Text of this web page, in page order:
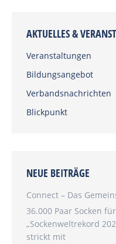
AKTUELLES &
Veranstaltungen
Bildungsangebot
Verbandsnachrichten
Blickpunkt
NEUE BEITRÄGE
Connect – Das
36.000 Paar Socken
„Sockenweltrekord
strickt mit